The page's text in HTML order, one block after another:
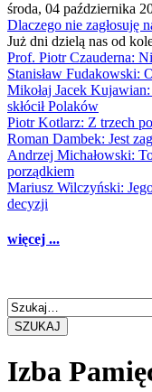
środa, 04 października
Dlaczego nie zagłosuję
Już dni dzielą nas od
Prof. Piotr Czauderna:
Stanisław Fudakowski:
Mikołaj Jacek
skłócił Polaków
Piotr Kotlarz: Z trzech
Roman Dambek: Jest
Andrzej Michałowski:
porządkiem
Mariusz Wilczyński:
decyzji
więcej ...
SZUKAJ
Izba